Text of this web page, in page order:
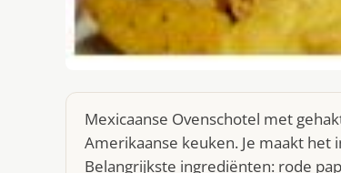
Mexicaanse Ovenschotel met
Amerikaanse keuken. Je maakt
Belangrijkste ingrediënten: rode